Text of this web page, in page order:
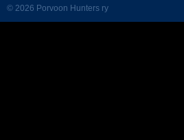
© 2026 Porvoon Hunters ry